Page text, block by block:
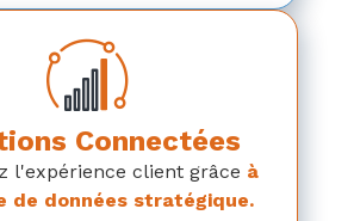
Connectées
l'expérience client grâce à
de données stratégique.